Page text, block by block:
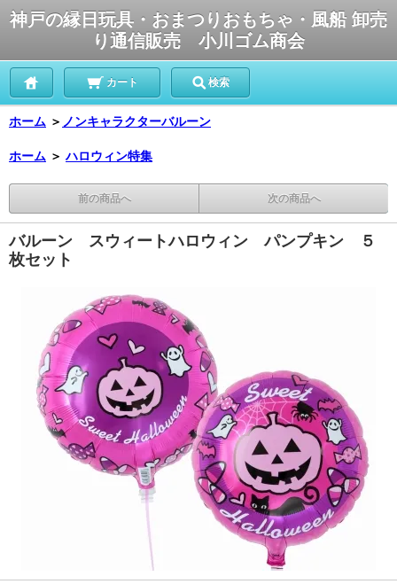
神戸の縁日玩具・おまつりおもちゃ・風船 卸売
り通信販売 小川ゴム商会
カート 検索
ホーム ＞ ノンキャラクターバルーン
ホーム ＞ ハロウィン特集
前の商品へ 次の商品へ
バルーン スウィートハロウィン パンプキン ５
枚セット